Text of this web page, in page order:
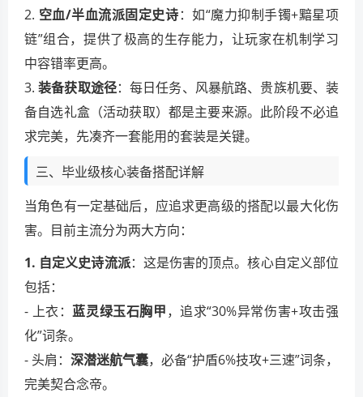
2. 空血/半血流派固定史诗：如“魔力抑制手镯+黯星项
链”组合，提供了极高的生存能力，让玩家在机制学习
中容错率更高。
3.装备获取途径：每日任务、风暴航路、贵族机要、装
备自选礼盒（活动获取）都是主要来源。此阶段不必追
求完美，先凑齐一套能用的套装是关键。
三、毕业级核心装备搭配详解
当角色有一定基础后，应追求更高级的搭配以最大化伤
害。目前主流分为两大方向：
1. 自定义史诗流派：这是伤害的顶点。核心自定义部位
包括：
- 上衣：蓝灵绿玉石胸甲，追求“30%异常伤害+攻击强
化”词条。
- 头肩： 深潜迷航气囊，必备“护盾6%技攻+三速”词条，
完美契合念帝。